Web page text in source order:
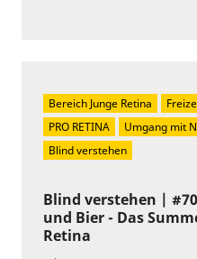
Blind verstehen |
und Bier - Das
Retina
Bereich Junge Retina
PRO RETINA
Umgang mit
Blind verstehen